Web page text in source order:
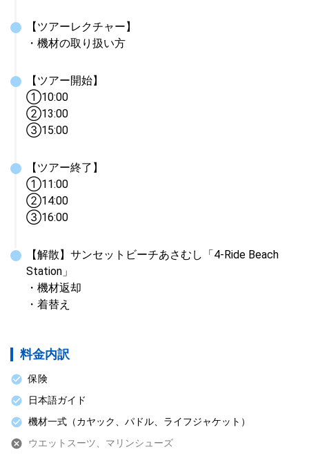
【ツアーレクチャー】
・機材の取り扱い方
【ツアー開始】
①10:00
➁13:00
➂15:00
【ツアー終了】
①11:00
➁14:00
➂16:00
【解散】サンセットビーチあさむし「4-Ride Beach
Station」
・機材返却
・着替え
料金内訳
保険
日本語ガイド
機材一式（カヤック、パドル、ライフジャケット）
ウエットスーツ、マリンシューズ